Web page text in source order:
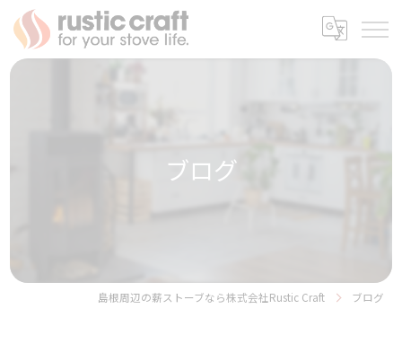
ブログ
島根周辺の薪ストーブなら株式会社Rustic Craft ブログ